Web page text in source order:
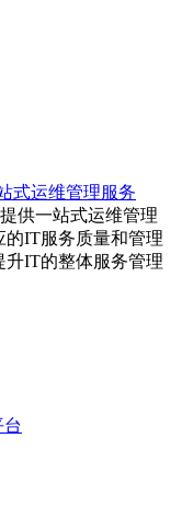
式运维管理服务
供一站式运维管理
的IT服务质量和管理
IT的整体服务管理